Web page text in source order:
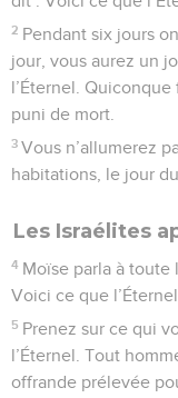
2 Pendant six jours
jour, vous aurez un
l’Éternel.
puni de mort.
3 Vous n’allumerez
habitations, le jour
Les Israélites
4 Moïse parla à toute
Voici ce que
5 Prenez sur ce qui
l’Éternel. Tout
offrande prélevée